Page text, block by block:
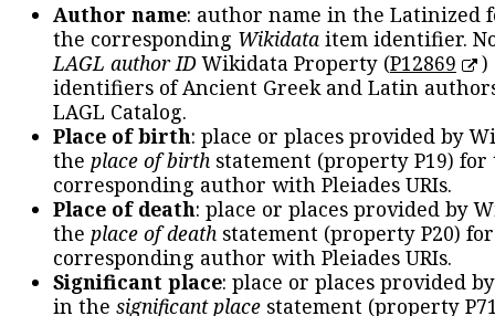
Author name: author name in the Latinized
the corresponding Wikidata item identifier.
LAGL author IDWikidata Property (P12869
)
identifiers of Ancient Greek and Latin
LAGL Catalog.
Place of birth: place or places provided by
the place of birth statement (property P19) for
corresponding author with Pleiades URIs.
Place of death: place or places provided by
the place of death statement (property P20)
corresponding author with Pleiades URIs.
Significant place: place or places provided
in the significant place statement (property